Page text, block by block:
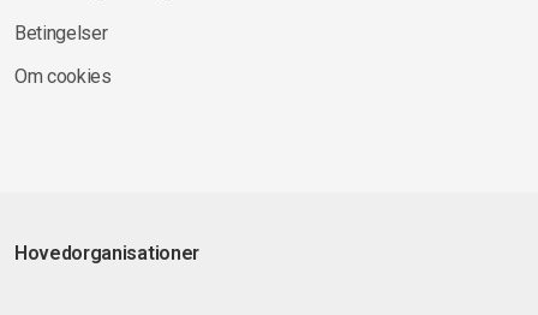
Betingelser
Om cookies
Hovedorganisationer